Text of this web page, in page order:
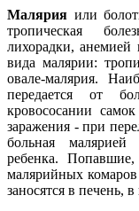
Малярия или
тропическая
лихорадки, анемией
вида малярии:
овале-малярия.
передается от
кровососании
заражения - при
больная
ребенка.
малярийных
заносятся в печень,